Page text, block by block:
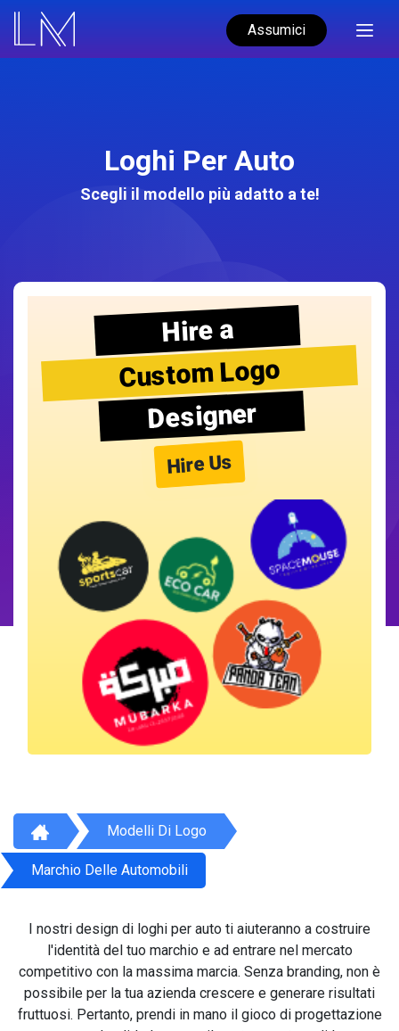
Assumici
Loghi Per Auto
Scegli il modello più adatto a te!
Hire a
Custom Logo
Designer
Hire Us
Modelli Di Logo
Marchio Delle Automobili
I nostri design di loghi per auto ti aiuteranno a costruire
l'identità del tuo marchio e ad entrare nel mercato
competitivo con la massima marcia. Senza branding, non è
possibile per la tua azienda crescere e generare risultati
fruttuosi. Pertanto, prendi in mano il gioco di progettazione